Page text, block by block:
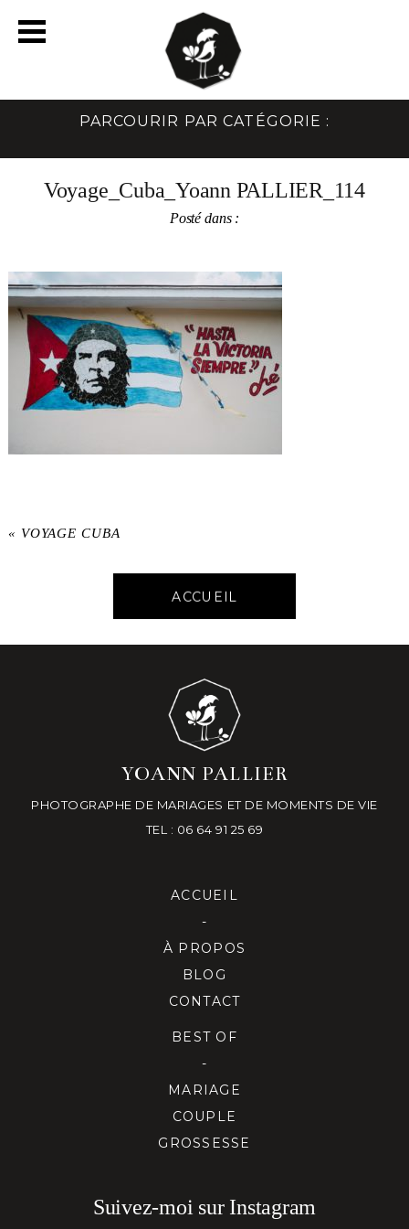
PARCOURIR PAR CATÉGORIE :
Voyage_Cuba_Yoann PALLIER_114
Posté dans :
« VOYAGE CUBA
ACCUEIL
YOANN PALLIER
PHOTOGRAPHE DE MARIAGES ET DE MOMENTS DE VIE
TEL : 06 64 91 25 69
ACCUEIL
-
À PROPOS
BLOG
CONTACT
BEST OF
-
MARIAGE
COUPLE
GROSSESSE
Suivez-moi sur Instagram